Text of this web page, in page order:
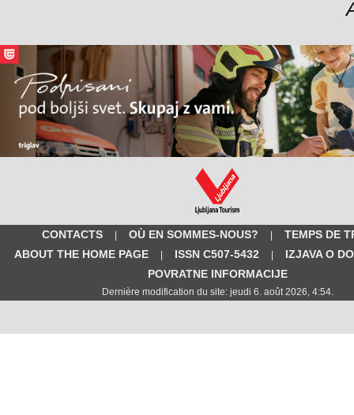
CONTACTS | OÙ EN SOMMES-NOUS? |
TEMPS DE
ABOUT THE HOME PAGE
| ISSN C507-5432 |
IZJAVA O
POVRATNE INFORMACIJE
Dernière modification du site: jeudi 6. août 2026, 4:54.